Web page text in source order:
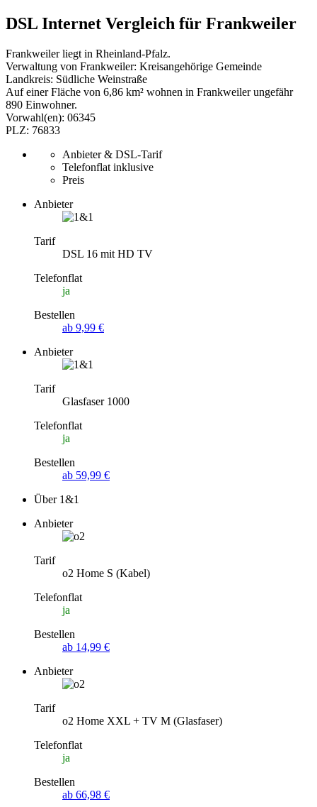
DSL Internet Vergleich für Frankweiler
Frankweiler liegt in Rheinland-Pfalz.
Verwaltung von Frankweiler: Kreisangehörige Gemeinde
Landkreis: Südliche Weinstraße
Auf einer Fläche von 6,86 km² wohnen in Frankweiler ungefähr
890 Einwohner.
Vorwahl(en): 06345
PLZ: 76833
Anbieter & DSL-Tarif
Telefonflat inklusive
Preis
Anbieter
Tarif
DSL 16 mit HD TV
Telefonflat
ja
Bestellen
ab 9,99 €
Anbieter
Tarif
Glasfaser 1000
Telefonflat
ja
Bestellen
ab 59,99 €
Über 1&1
Anbieter
Tarif
o2 Home S (Kabel)
Telefonflat
ja
Bestellen
ab 14,99 €
Anbieter
Tarif
o2 Home XXL + TV M (Glasfaser)
Telefonflat
ja
Bestellen
ab 66,98 €